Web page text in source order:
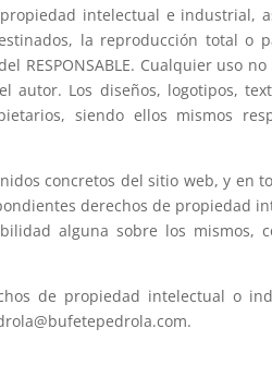
intelectual e industrial,
la reproducción total o
Cualquier uso
Los diseños, logotipos,
siendo ellos mismos
concretos del sitio web, y en
derechos de propiedad
alguna sobre los mismos,
de propiedad intelectual o